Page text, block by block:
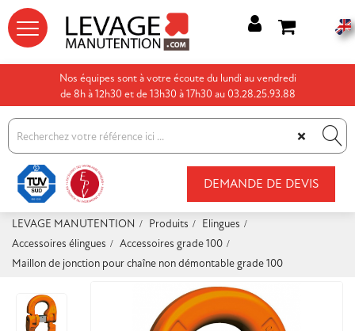
Nos équipes sont à votre écoute du lundi au vendredi
de 8h à 12h30 et de 13h30 à 17h30 au 03.28.25.93.88
×
DEMANDE DE DEVIS
LEVAGE MANUTENTION Produits
Elingues
Accessoires élingues
Accessoires grade 100
Maillon de jonction pour chaîne non démontable grade 100